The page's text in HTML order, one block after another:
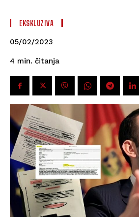
EKSKLUZIVA
05/02/2023
4 min. čitanja